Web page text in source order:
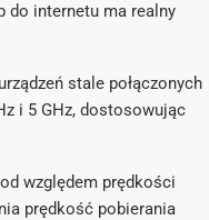
do internetu ma realny
stale połączonych
i 5 GHz, dostosowując
względem prędkości
prędkość pobierania